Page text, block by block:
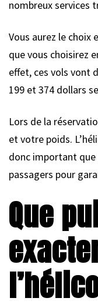
nombreux services
Vous aurez le
que vous choisirez
effet, ces vols vont
199 et 374 dollars
Lors de la
et votre poids.
donc important que
passagers pour
Que